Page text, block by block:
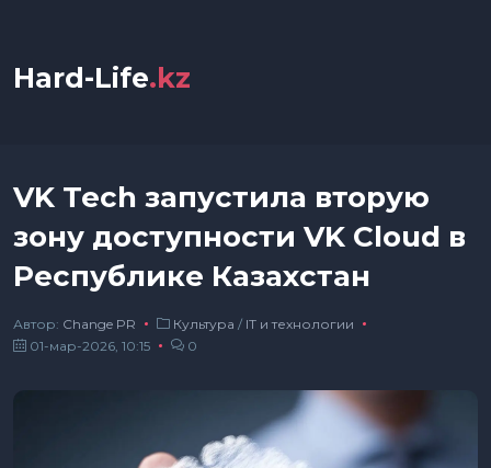
Hard-Life.kz
VK Tech запустила вторую
зону доступности VK Cloud в
Республике Казахстан
Автор: Сhange PR Культура / IT и технологии
01-мар-2026, 10:15
0